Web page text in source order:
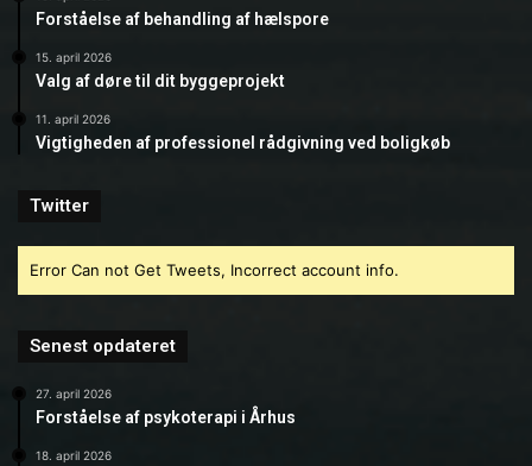
Forståelse af behandling af hælspore
15. april 2026
Valg af døre til dit byggeprojekt
11. april 2026
Vigtigheden af professionel rådgivning ved boligkøb
Twitter
Error Can not Get Tweets, Incorrect account info.
Senest opdateret
27. april 2026
Forståelse af psykoterapi i Århus
18. april 2026